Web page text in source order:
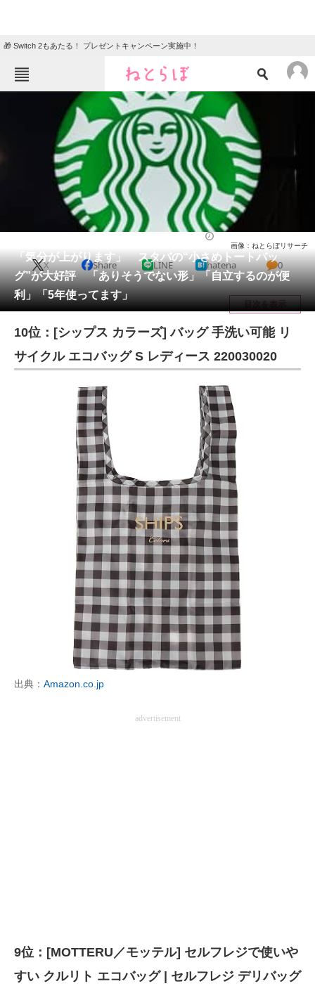
🎁 Switch 2もあたる！ プレゼントキャンペーン実施中！
ねとらぼメニュー
ニュース
クイズ
地域
教育・育児
リサーチ
会員記事
メディア
注目記事を集めた総合ページ
進化するPCとデバイスの未来
好きが集まる 比べて選べる
ビジネスと働き方のヒント
AI活用のいまが分かる
企業ITのトレンドを詳説
経営リーダーのコミュニティ
マーケ×ITの今がよく分かる
ITエンジニア向け専門サイト
企業向けIT製品の総合サイト
「気分が上がります」 スタバの“小さめトートバッ
グ”が大好評 「ありそうでない形」「自立するのが便
利」「5年使ってます」
画像：ねとらぼリサーチ
X Share LINE hatena 0
目次を表示
10位：[シップス カラーズ] バッグ 手洗い可能 リ
サイクル エコバッグ S レディース 220030020
出典： Amazon.co.jp
advertisement
9位：[MOTTERU／モッテル] セルフレジで使いや
すい クルリト エコバッグ | セルフレジ デリバッグ